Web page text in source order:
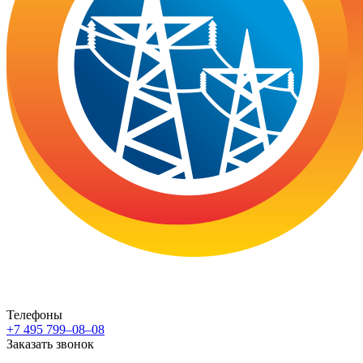
Телефоны
+7 495 799–08–08
Заказать звонок